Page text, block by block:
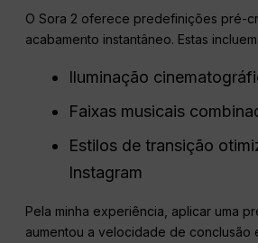
O Sora 2 oferece predefinições pré-
acabamento instantâneo. Estas incluem:
Iluminação
Faixas musicais
Estilos de transição
Instagram
Pela minha experiência, aplicar uma
aumentou a velocidade de conclusão